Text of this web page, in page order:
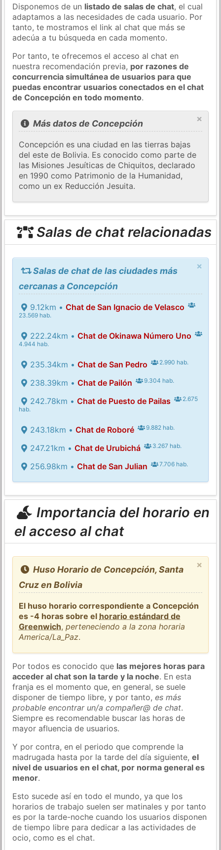
Disponemos de un listado de salas de chat, el cual
adaptamos a las necesidades de cada usuario. Por
tanto, te mostramos el link al chat que más se
adecúa a tu búsqueda en cada momento.
Por tanto, te ofrecemos el acceso al chat en
nuestra recomendación previa, por razones de
concurrencia simultánea de usuarios para que
puedas encontrar usuarios conectados en el chat
de Concepción en todo momento.
×
Más datos de Concepción
Concepción es una ciudad en las tierras bajas
del este de Bolivia. Es conocido como parte de
las Misiones Jesuíticas de Chiquitos, declarado
en 1990 como Patrimonio de la Humanidad,
como un ex Reducción Jesuita.
Salas de chat relacionadas
×
Salas de chat de las ciudades más
cercanas a Concepción
9.12km • Chat de San Ignacio de Velasco
23.569 hab.
222.24km • Chat de Okinawa Número Uno
4.944 hab.
235.34km • Chat de San Pedro 2.990 hab.
238.39km • Chat de Pailón 9.304 hab.
242.78km • Chat de Puesto de Pailas
2.675
hab.
243.18km • Chat de Roboré 9.882 hab.
247.21km • Chat de Urubichá 3.267 hab.
256.98km • Chat de San Julian 7.706 hab.
Importancia del horario en
el acceso al chat
×
Huso Horario de Concepción, Santa
Cruz en Bolivia
El huso horario correspondiente a Concepción
es -4 horas sobre el horario estándard de
Greenwich,perteneciendo a la zona horaria
America/La_Paz.
Por todos es conocido que las mejores horas para
acceder al chat son la tarde y la noche. En esta
franja es el momento que, en general, se suele
disponer de tiempo libre, y por tanto,es más
probable encontrar un/a compañer@ de chat.
Siempre es recomendable buscar las horas de
mayor afluencia de usuarios.
Y por contra, en el periodo que comprende la
madrugada hasta por la tarde del día siguiente,el
nivel de usuarios en el chat, por norma general es
menor.
Esto sucede así en todo el mundo, ya que los
horarios de trabajo suelen ser matinales y por tanto
es por la tarde-noche cuando los usuarios disponen
de tiempo libre para dedicar a las actividades de
ocio, como es el chat.